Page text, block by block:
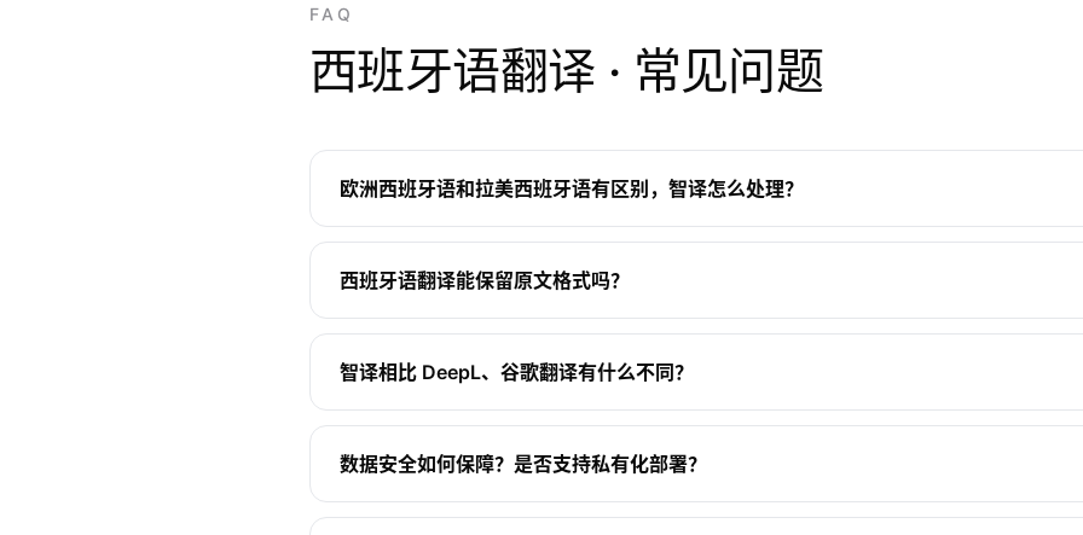
FAQ
西班牙语翻译 · 常见问题
欧洲西班牙语和拉美西班牙语有区别，智译怎么处理？
西班牙语翻译能保留原文格式吗？
智译相比 DeepL、谷歌翻译有什么不同？
数据安全如何保障？是否支持私有化部署？